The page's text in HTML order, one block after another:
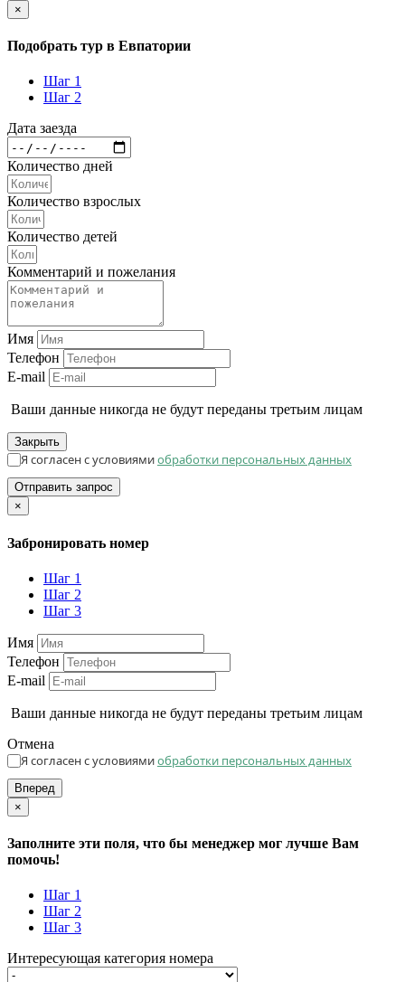
×
Подобрать тур в Евпатории
Шаг 1
Шаг 2
Дата заезда
Количество дней
Количество взрослых
Количество детей
Комментарий и пожелания
Имя
Телефон
E-mail
Ваши данные никогда не будут переданы третьим лицам
Закрыть
Я согласен с условиямиобработки персональных данных
Отправить запрос
×
Забронировать номер
Шаг 1
Шаг 2
Шаг 3
Имя
Телефон
E-mail
Ваши данные никогда не будут переданы третьим лицам
Отмена
Я согласен с условиямиобработки персональных данных
Вперед
×
Заполните эти поля, что бы менеджер мог лучше Вам
помочь!
Шаг 1
Шаг 2
Шаг 3
Интересующая категория номера